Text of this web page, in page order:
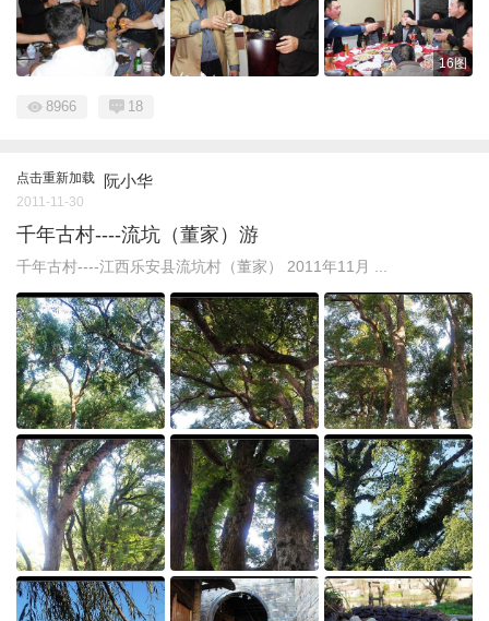
16图
8966 18
点击重新加载 阮小华
2011-11-30
千年古村----流坑（董家）游
千年古村----江西乐安县流坑村（董家） 2011年11月 ...